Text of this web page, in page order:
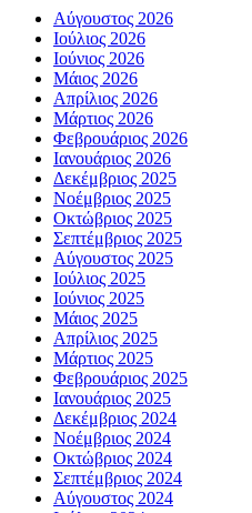
Αύγουστος 2026
Ιούλιος 2026
Ιούνιος 2026
Μάιος 2026
Απρίλιος 2026
Μάρτιος 2026
Φεβρουάριος 2026
Ιανουάριος 2026
Δεκέμβριος 2025
Νοέμβριος 2025
Οκτώβριος 2025
Σεπτέμβριος 2025
Αύγουστος 2025
Ιούλιος 2025
Ιούνιος 2025
Μάιος 2025
Απρίλιος 2025
Μάρτιος 2025
Φεβρουάριος 2025
Ιανουάριος 2025
Δεκέμβριος 2024
Νοέμβριος 2024
Οκτώβριος 2024
Σεπτέμβριος 2024
Αύγουστος 2024